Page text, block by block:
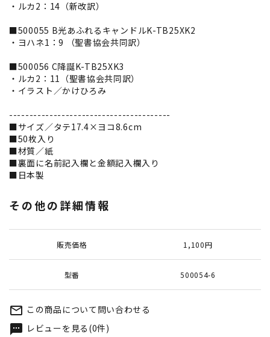
・ルカ2：14（新改訳）
■500055 B光あふれるキャンドルK-TB25XK2
・ヨハネ1：9 （聖書協会共同訳）
■500056 C降誕K-TB25XK3
・ルカ2：11（聖書協会共同訳）
・イラスト／かけひろみ
----------------------------------------
■サイズ／タテ17.4×ヨコ8.6cm
■50枚入り
■材質／紙
■裏面に名前記入欄と金額記入欄入り
■日本製
その他の詳細情報
販売価格 1,100円
型番 500054-6
mail_outline この商品について問い合わせる
textsms レビューを見る(0件)